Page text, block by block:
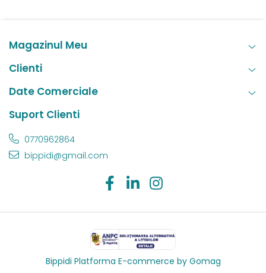
Magazinul Meu
Clienti
Date Comerciale
Suport Clienti
0770962864
bippidi@gmail.com
Bippidi Platforma E-commerce by Gomag